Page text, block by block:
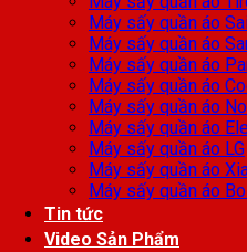
Máy sấy quần áo
Máy sấy quần áo
Máy sấy quần áo
Máy sấy quần áo
Máy sấy quần áo
Máy sấy quần áo
Máy sấy quần áo LG
Máy sấy quần áo
Máy sấy quần áo
Tin tức
Video Sản Phẩm